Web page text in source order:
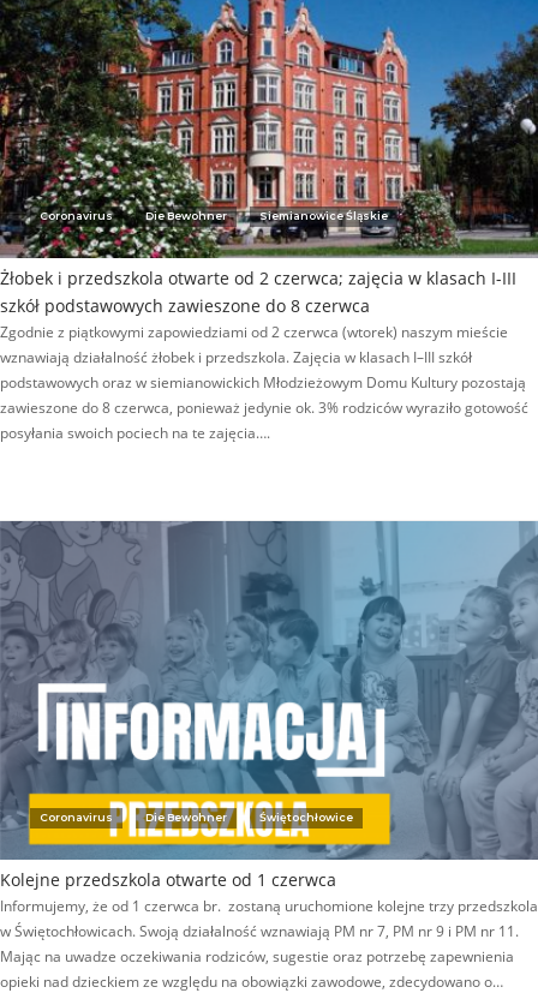
Coronavirus Die Bewohner Siemianowice Śląskie
Żłobek i przedszkola otwarte od 2 czerwca; zajęcia w klasach I-III
szkół podstawowych zawieszone do 8 czerwca
Zgodnie z piątkowymi zapowiedziami od 2 czerwca (wtorek) naszym mieście
wznawiają działalność żłobek i przedszkola. Zajęcia w klasach I–III szkół
podstawowych oraz w siemianowickich Młodzieżowym Domu Kultury pozostają
zawieszone do 8 czerwca, ponieważ jedynie ok. 3% rodziców wyraziło gotowość
posyłania swoich pociech na te zajęcia….
Coronavirus Die Bewohner Świętochłowice
Kolejne przedszkola otwarte od 1 czerwca
Informujemy, że od 1 czerwca br. zostaną uruchomione kolejne trzy przedszkola
w Świętochłowicach. Swoją działalność wznawiają PM nr 7, PM nr 9 i PM nr 11.
Mając na uwadze oczekiwania rodziców, sugestie oraz potrzebę zapewnienia
opieki nad dzieckiem ze względu na obowiązki zawodowe, zdecydowano o…